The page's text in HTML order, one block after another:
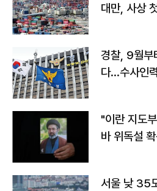
대만, 사상
경찰, 9월부
다…수사인
"이란 지도
바 위독설
서울 낮 35